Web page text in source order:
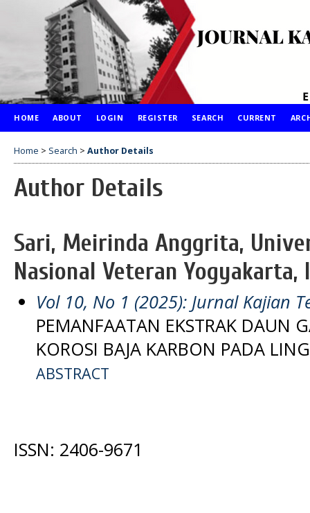
HOME ABOUT LOGIN REGISTER SEARCH CURRENT
Home > Search > Author Details
Author Details
Sari, Meirinda Anggrita,
Nasional Veteran Yogyakarta,
Vol 10, No 1 (2025): Jurnal Kajian
PEMANFAATAN EKSTRAK DAUN
KOROSI BAJA KARBON PADA
ABSTRACT
ISSN: 2406-9671